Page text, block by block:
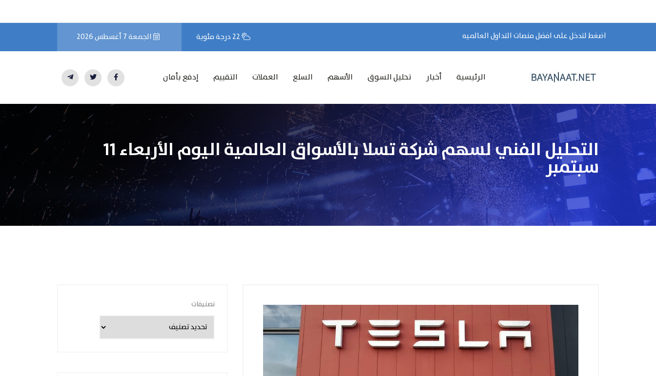
اضغط لتدخل على افضل منصات التداول العالميه 22 درجة مئوية الجمعة 7 أغسطس 2026
الرئيسية أخبار تحليل السوق الأسهم السلع العملات التقييم إدفع بأمان
التحليل الفني لسهم شركة تسلا بالأسواق العالمية اليوم الأربعاء 11
سبتمبر
تصنيفات